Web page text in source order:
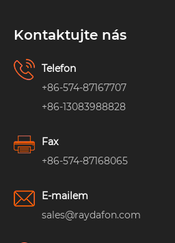
Kontaktujte nás
Telefon
+86-574-87167707
+86-13083988828
Fax
+86-574-87168065
E-mailem
sales@raydafon.com